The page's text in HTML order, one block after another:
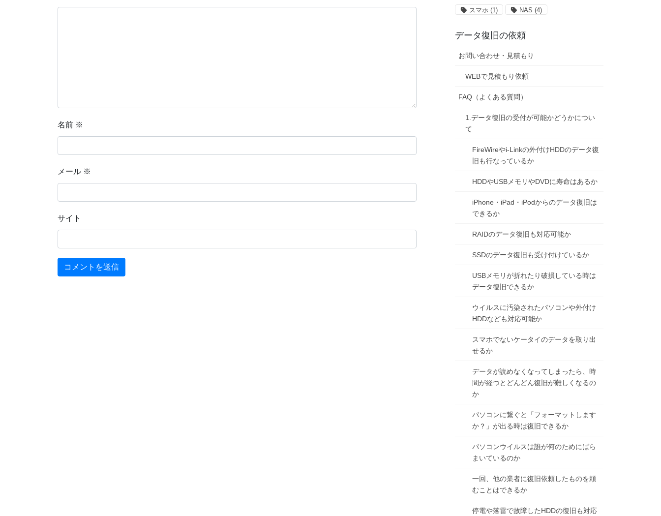
名前 ※
メール ※
サイト
スマホ (1) NAS (4)
データ復旧の依頼
お問い合わせ・見積もり
WEBで見積もり依頼
FAQ（よくある質問）
1.データ復旧の受付が可能かどうかについ
て
FireWireやi-Linkの外付けHDDのデータ復
旧も行なっているか
HDDやUSBメモリやDVDに寿命はあるか
iPhone・iPad・iPodからのデータ復旧は
できるか
RAIDのデータ復旧も対応可能か
SSDのデータ復旧も受け付けているか
USBメモリが折れたり破損している時は
データ復旧できるか
ウイルスに汚染されたパソコンや外付け
HDDなども対応可能か
スマホでないケータイのデータを取り出
せるか
データが読めなくなってしまったら、時
間が経つとどんどん復旧が難しくなるの
か
パソコンに繋ぐと「フォーマットします
か？」が出る時は復旧できるか
パソコンウイルスは誰が何のためにばら
まいているのか
一回、他の業者に復旧依頼したものを頼
むことはできるか
停電や落雷で故障したHDDの復旧も対応